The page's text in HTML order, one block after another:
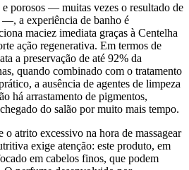
e porosos — muitas vezes o resultado de
—, a experiência de banho é
maciez imediata graças à Centelha
ação regenerativa. Em termos de
a preservação de até 92% da
quando combinado com o tratamento
a ausência de agentes de limpeza
há arrastamento de pigmentos,
do salão por muito mais tempo.
o atrito excessivo na hora de massagear
exige atenção: este produto, em
em cabelos finos, que podem